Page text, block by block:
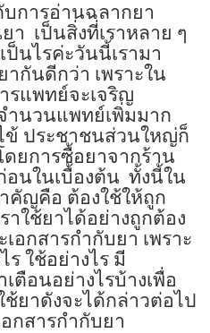
บการอ่านฉลากยา
า เป็นสิ่งที่เราหลาย ๆ
นไรค่ะวันนี้เรามา
กันดีกว่า เพราะใน
รแพทย์จะเจริญ
ำนวนแพทย์เพิ่มมาก
ข้ ประชาชนส่วนใหญ่ก็
ดยการซื้อยาจากร้าน
นในเบื้องต้น ทั้งนี้ใน
คัญคือ ต้องใช้ให้ถูก
าใช้ยาได้อย่างถูกต้อง
อกสารกำกับยา เพราะ
ร ใช้อย่างไร มี
ตือนอย่างไรบ้างเพื่อ
ยาดังจะได้กล่าวต่อไป
กสารกำกับยา